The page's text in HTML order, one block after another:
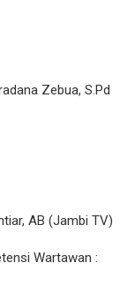
Zebua, S.Pd
AB (Jambi TV)
Wartawan :